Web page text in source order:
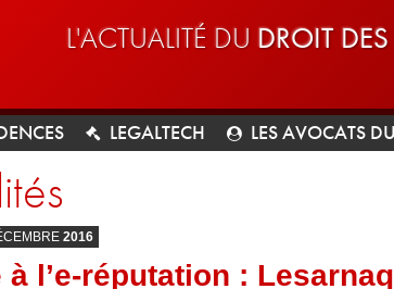
L'ACTUALITÉ DU DROIT DES
LEGALTECH LES AVOCATS
2016
à l’e-réputation :